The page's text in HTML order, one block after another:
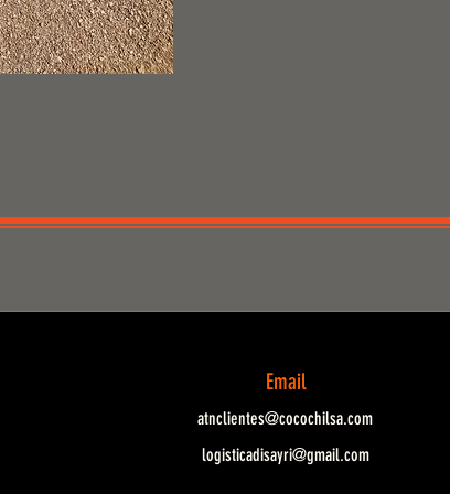
Email
atnclientes@cocochilsa.com
logisticadisayri@gmail.com